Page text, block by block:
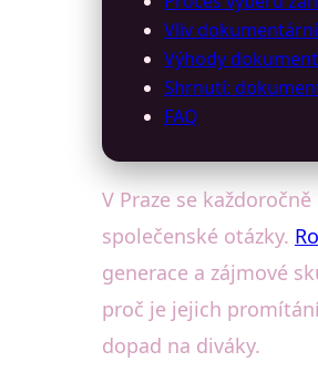
Vliv
Výhody
Shrnutí:
FAQ
V Praze se
společenské otázky.
generace a zájmové
proč je jejich
dopad na diváky.